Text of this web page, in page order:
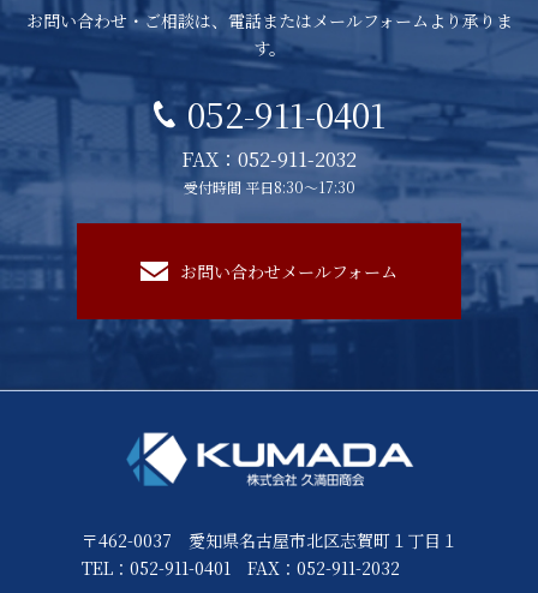
お問い合わせ・ご相談は、電話またはメールフォームより承りま
す。
052-911-0401
FAX：052-911-2032
受付時間 平日8:30～17:30
お問い合わせメールフォーム
〒462-0037 愛知県名古屋市北区志賀町１丁目１
TEL：052-911-0401 FAX：052-911-2032